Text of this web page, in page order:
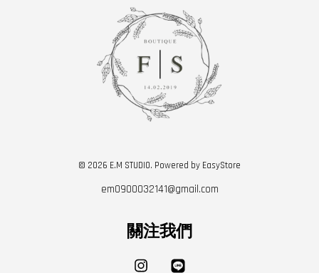
© 2026 E.M STUDIO. Powered by EasyStore
em0900032141@gmail.com
關注我們
Instagram